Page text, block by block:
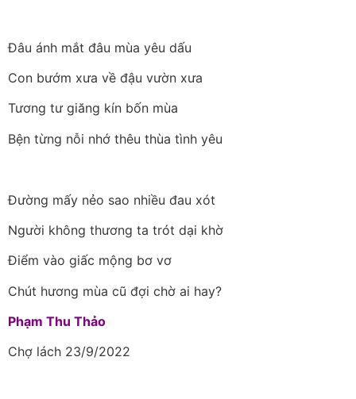
Đâu ánh mắt đâu mùa yêu dấu
Con bướm xưa về đậu vườn xưa
Tương tư giăng kín bốn mùa
Bện từng nỗi nhớ thêu thùa tình yêu
Đường mấy nẻo sao nhiều đau xót
Người không thương ta trót dại khờ
Điểm vào giấc mộng bơ vơ
Chút hương mùa cũ đợi chờ ai hay?
Phạm Thu Thảo
Chợ lách 23/9/2022